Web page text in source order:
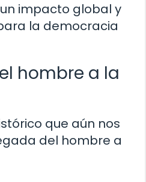
impacto global y
la democracia
hombre a la
que aún nos
del hombre a